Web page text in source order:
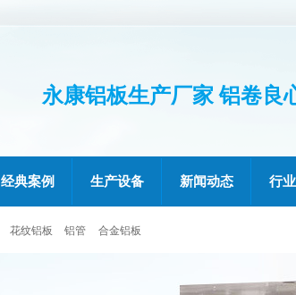
永康铝板生产厂家 铝卷良
经典案例 生产设备 新闻动态 行
花纹铝板 铝管 合金铝板